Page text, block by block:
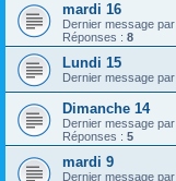
mardi 16
Dernier message par
Réponses : 8
Lundi 15
Dernier message par
Dimanche 14
Dernier message par
Réponses : 5
mardi 9
Dernier message par